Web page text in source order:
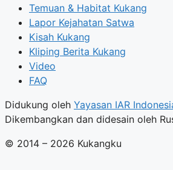
Temuan & Habitat Kukang
Lapor Kejahatan Satwa
Kisah Kukang
Kliping Berita Kukang
Video
FAQ
Didukung oleh Yayasan IAR
Dikembangkan dan didesain oleh
© 2014 – 2026 Kukangku